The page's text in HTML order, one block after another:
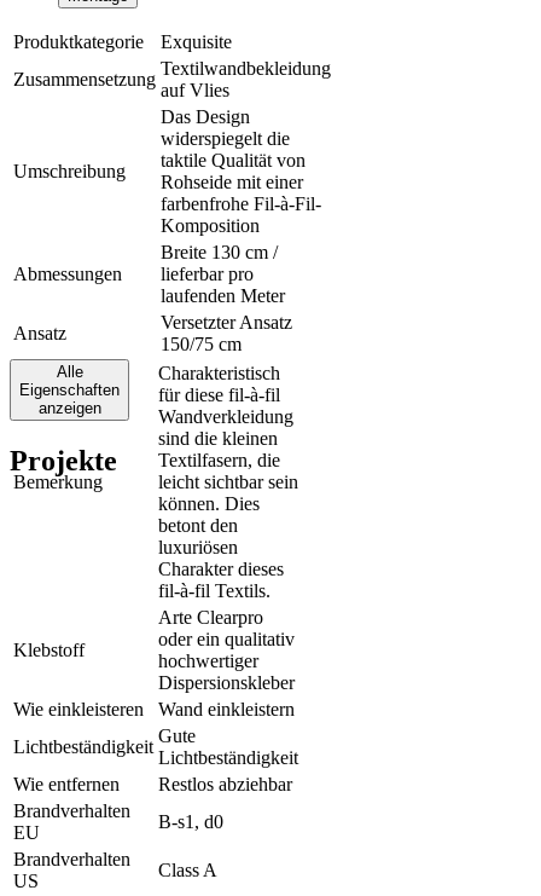
Produktkategorie
Exquisite
Zusammensetzung
Textilwandbekleidung
auf Vlies
Umschreibung
Das Design
widerspiegelt die
taktile Qualität von
Rohseide mit einer
farbenfrohe Fil-à-Fil-
Komposition
Abmessungen
Breite 130 cm /
lieferbar pro
laufenden Meter
Ansatz
Versetzter Ansatz
150/75 cm
Bemerkung
Charakteristisch
für diese fil-à-fil
Wandverkleidung
sind die kleinen
Textilfasern, die
leicht sichtbar sein
können. Dies
betont den
luxuriösen
Charakter dieses
fil-à-fil Textils.
Klebstoff
Arte Clearpro
oder ein qualitativ
hochwertiger
Dispersionskleber
Wie einkleisteren
Wand einkleistern
Lichtbeständigkeit
Gute
Lichtbeständigkeit
Wie entfernen
Restlos abziehbar
Brandverhalten
EU
B-s1, d0
Brandverhalten
US
Class A
Alle
Eigenschaften
anzeigen
Projekte